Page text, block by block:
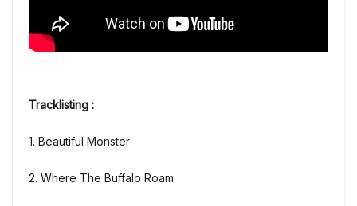
Tracklisting :
1. Beautiful Monster
2. Where The Buffalo Roam